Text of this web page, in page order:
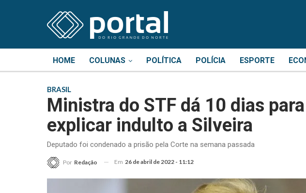
HOME COLUNAS POLÍTICA POLÍCIA ESPORTE
BRASIL
Ministra do STF dá 10 dias
explicar indulto a Silveira
Deputado foi condenado a prisão pela Corte na semana passada
Por Redação Em 26 de abril de 2022 - 11:12